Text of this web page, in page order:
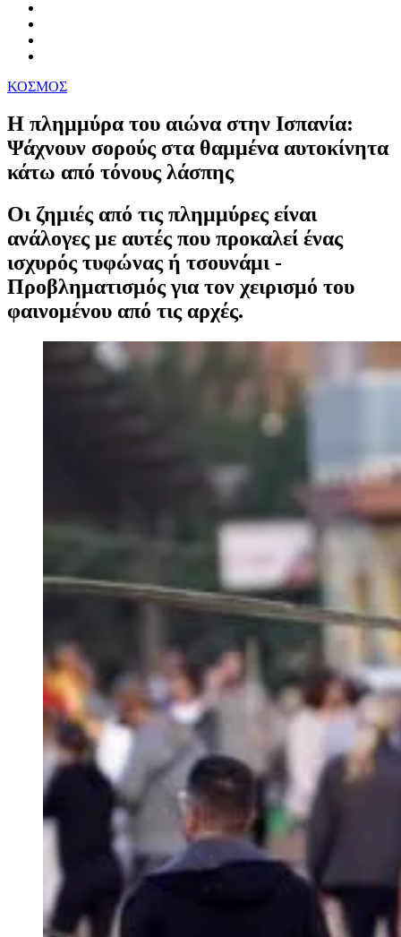
ΚΟΣΜΟΣ
Η πλημμύρα του αιώνα στην Ισπανία:
Ψάχνουν σορούς στα θαμμένα αυτοκίνητα
κάτω από τόνους λάσπης
Οι ζημιές από τις πλημμύρες είναι
ανάλογες με αυτές που προκαλεί ένας
ισχυρός τυφώνας ή τσουνάμι -
Προβληματισμός για τον χειρισμό του
φαινομένου από τις αρχές.